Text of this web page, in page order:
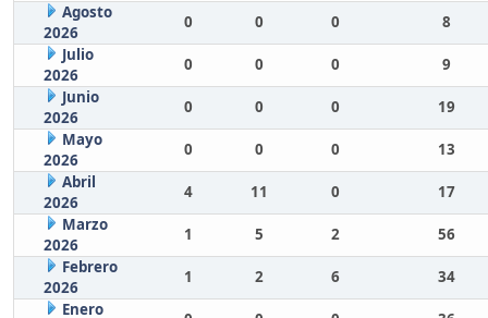
Agosto
2026
0 0 0
8
Julio
2026
0 0 0
9
Junio
2026
0 0 0
19
Mayo
2026
0 0 0
13
Abril
2026
4 11 0
17
Marzo
2026
1 5 2
56
Febrero
2026
1 2 6
34
Enero